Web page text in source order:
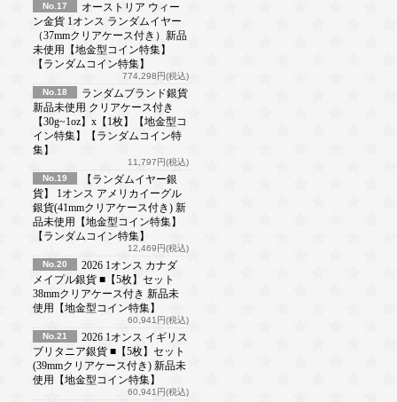
No.17
オーストリア ウィー
ン金貨 1オンス ランダムイヤー
（37mmクリアケース付き）新品
未使用【地金型コイン特集】
【ランダムコイン特集】
774,298円(税込)
No.18
ランダムブランド銀貨
新品未使用 クリアケース付き
【30g~1oz】x【1枚】【地金型コ
イン特集】【ランダムコイン特
集】
11,797円(税込)
No.19
【ランダムイヤー銀
貨】 1オンス アメリカイーグル
銀貨(41mmクリアケース付き) 新
品未使用【地金型コイン特集】
【ランダムコイン特集】
12,469円(税込)
No.20
2026 1オンス カナダ
メイプル銀貨 ■【5枚】セット
38mmクリアケース付き 新品未
使用【地金型コイン特集】
60,941円(税込)
No.21
2026 1オンス イギリス
ブリタニア銀貨 ■【5枚】セット
(39mmクリアケース付き) 新品未
使用【地金型コイン特集】
60,941円(税込)